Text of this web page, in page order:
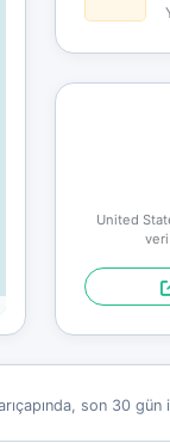
United
veri
son 30